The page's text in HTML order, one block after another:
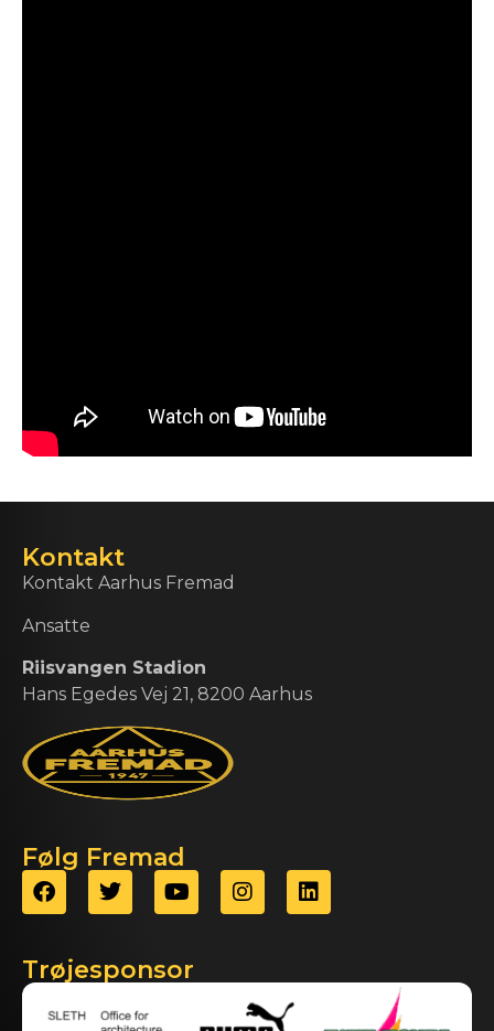
Kontakt
Kontakt Aarhus Fremad
Ansatte
Riisvangen Stadion
Hans Egedes Vej 21, 8200 Aarhus
Følg Fremad
Trøjesponsor